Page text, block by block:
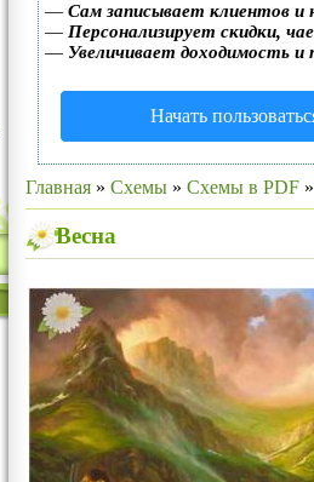
— Сам записывает клиентов и
— Персонализирует скидки,
— Увеличивает доходимость
Начать
Главная » Схемы » Схемы в PDF
Весна